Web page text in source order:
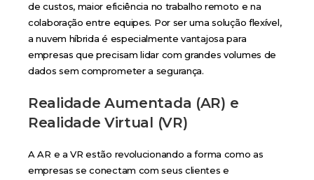
de custos, maior eficiência no trabalho remoto e na
colaboração entre equipes. Por ser uma solução flexível,
a nuvem híbrida é especialmente vantajosa para
empresas que precisam lidar com grandes volumes de
dados sem comprometer a segurança.
Realidade Aumentada (AR) e
Realidade Virtual (VR)
A AR e a VR estão revolucionando a forma como as
empresas se conectam com seus clientes e